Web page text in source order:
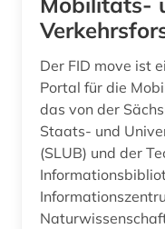
Der FID move ist
Portal für die
das von der
Staats- und
(SLUB) und der